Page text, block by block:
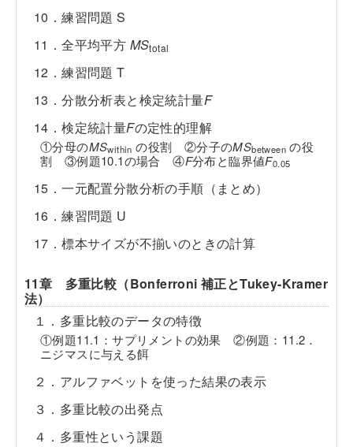
10．練習問題 S
11．全平均平方 MStotal
12．練習問題 T
13．分散分析表と検定統計量F
14．検定統計量Fの定性的理解
①分母のMSwithin の役割 ②分子のMSbetween の役
割 ③例題10.1の場合 ④F分布と臨界値F0.05
15．一元配置分散分析の手順（まとめ）
16．練習問題 U
17．標本サイズが不揃いのときの計算
11章 多重比較（Bonferroni 補正とTukey-Kramer
法）
１．多重比較のデータの特徴
①例題11.1：サプリメントの効果 ②例題：11.2．
ニジマスに与える餌
２．アルファベットを使った結果の表示
３．多重比較の出発点
４．多重性という課題